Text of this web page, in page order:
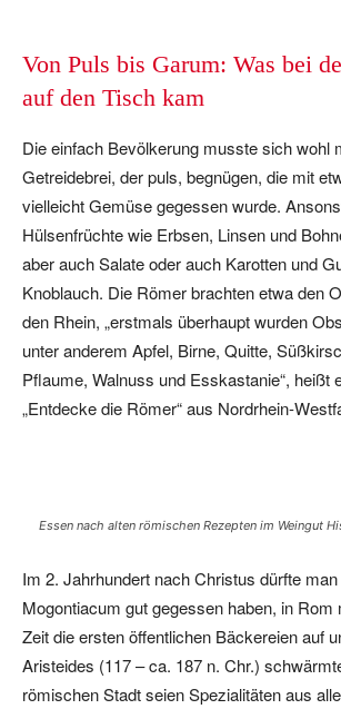
Von Puls bis Garum: Was bei
auf den Tisch kam
Die einfach Bevölkerung musste sich wohl
Getreidebrei, der puls, begnügen, die mit
vielleicht Gemüse gegessen wurde.
Hülsenfrüchte wie Erbsen, Linsen und
aber auch Salate oder auch Karotten und
Knoblauch. Die Römer brachten etwa den
den Rhein, „erstmals überhaupt wurden
unter anderem Apfel, Birne, Quitte,
Pflaume, Walnuss und Esskastanie“, heißt
„Entdecke die Römer“ aus Nordrhein-
Essen nach alten römischen Rezepten im Weingut
Im 2. Jahrhundert nach Christus dürfte
Mogontiacum gut gegessen haben, in
Zeit die ersten öffentlichen Bäckereien auf
Aristeides (117 – ca. 187 n. Chr.)
römischen Stadt seien Spezialitäten aus